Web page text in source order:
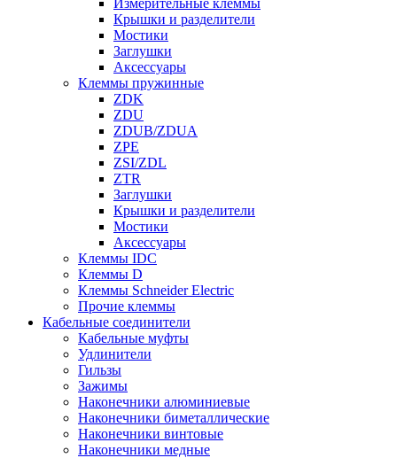
Крышки и разделители
Мостики
Заглушки
Аксессуары
Клеммы пружинные
ZDK
ZDU
ZDUB/ZDUA
ZPE
ZSI/ZDL
ZTR
Заглушки
Крышки и разделители
Мостики
Аксессуары
Клеммы IDC
Клеммы D
Клеммы Schneider Electric
Прочие клеммы
Кабельные соединители
Кабельные муфты
Удлинители
Гильзы
Зажимы
Наконечники алюминиевые
Наконечники биметаллические
Наконечники винтовые
Наконечники медные